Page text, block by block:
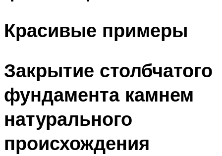
Красивые примеры
Закрытие столбчатого
фундамента камнем
натурального
происхождения